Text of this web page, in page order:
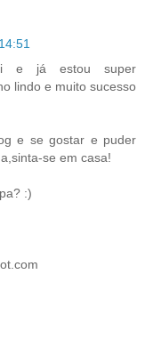
e já estou super
lindo e muito sucesso
e se gostar e puder
se em casa!
:)